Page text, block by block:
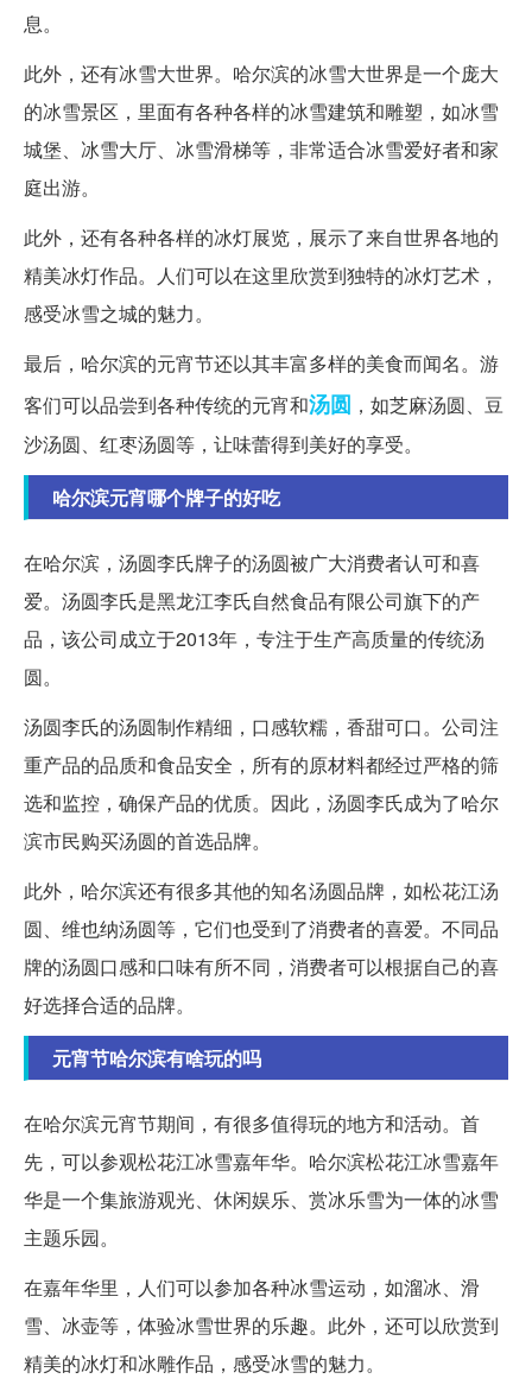
息。
此外，还有冰雪大世界。哈尔滨的冰雪大世界是一个庞大
的冰雪景区，里面有各种各样的冰雪建筑和雕塑，如冰雪
城堡、冰雪大厅、冰雪滑梯等，非常适合冰雪爱好者和家
庭出游。
此外，还有各种各样的冰灯展览，展示了来自世界各地的
精美冰灯作品。人们可以在这里欣赏到独特的冰灯艺术，
感受冰雪之城的魅力。
最后，哈尔滨的元宵节还以其丰富多样的美食而闻名。游
客们可以品尝到各种传统的元宵和汤圆 ，如芝麻汤圆、豆
沙汤圆、红枣汤圆等，让味蕾得到美好的享受。
哈尔滨元宵哪个牌子的好吃
在哈尔滨，汤圆李氏牌子的汤圆被广大消费者认可和喜
爱。汤圆李氏是黑龙江李氏自然食品有限公司旗下的产
品，该公司成立于2013年，专注于生产高质量的传统汤
圆。
汤圆李氏的汤圆制作精细，口感软糯，香甜可口。公司注
重产品的品质和食品安全，所有的原材料都经过严格的筛
选和监控，确保产品的优质。因此，汤圆李氏成为了哈尔
滨市民购买汤圆的首选品牌。
此外，哈尔滨还有很多其他的知名汤圆品牌，如松花江汤
圆、维也纳汤圆等，它们也受到了消费者的喜爱。不同品
牌的汤圆口感和口味有所不同，消费者可以根据自己的喜
好选择合适的品牌。
元宵节哈尔滨有啥玩的吗
在哈尔滨元宵节期间，有很多值得玩的地方和活动。首
先，可以参观松花江冰雪嘉年华。哈尔滨松花江冰雪嘉年
华是一个集旅游观光、休闲娱乐、赏冰乐雪为一体的冰雪
主题乐园。
在嘉年华里，人们可以参加各种冰雪运动，如溜冰、滑
雪、冰壶等，体验冰雪世界的乐趣。此外，还可以欣赏到
精美的冰灯和冰雕作品，感受冰雪的魅力。